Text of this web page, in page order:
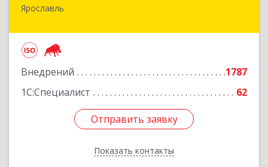
Ярославль
Внедрений
1787
1С:Специалист
62
Отправить заявку
Показать контакты
150007, Ярославская обл, Ярославль г, Урочская
Отправить заявку
Назад